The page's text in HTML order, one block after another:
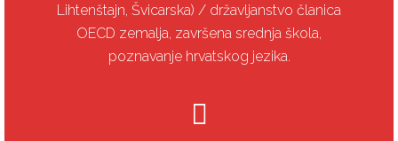
Lihtenštajn, Švicarska) / državljanstvo članica
OECD zemalja, završena srednja škola,
poznavanje hrvatskog jezika.